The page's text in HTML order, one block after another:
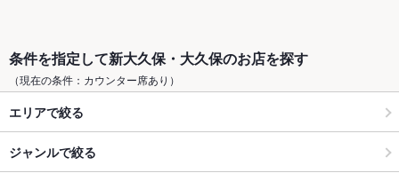
条件を指定して新大久保・大久保のお店を探す
（現在の条件：カウンター席あり）
エリアで絞る
ジャンルで絞る